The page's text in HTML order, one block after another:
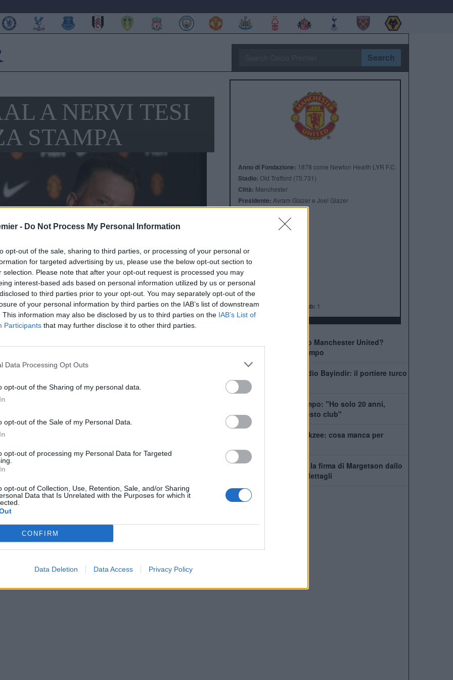
- Do Not Process My Personal Information
opt-out of the sale, sharing to third parties, or processing of your personal or
for targeted advertising by us, please use the below opt-out section to
selection. Please note that after your opt-out request is processed you may
interest-based ads based on personal information utilized by us or personal
to third parties prior to your opt-out. You may separately opt-out of the
of your personal information by third parties on the IAB’s list of downstream
This information may also be disclosed by us to third parties on the IAB’s List of
Participants that may further disclose it to other third parties.
Data Processing Opt Outs
opt-out of the Sharing of my personal data.
opt-out of the Sale of my Personal Data.
opt-out of processing my Personal Data for Targeted
opt-out of Collection, Use, Retention, Sale, and/or Sharing
Data that Is Unrelated with the Purposes for which it
CONFIRM
Data Deletion Data Access Privacy Policy
Search
A NERVI TESI
STAMPA
la pazienza in conferenza stampa quando il discorso si
olandese avrebbe mosso a
un reporter dandogli del “ciccione”.
Gazzetta dello Sport
Anno di Fondazione: 1878 come Newton Health LYR F.C.
Stadio: Old Trafford (75.731)
Città: Manchester
Presidente: Avram Glazer e Joel Glazer
Ruben Amorim
FA Cup:
League Cup:
FA Community Shield:
Champions League:
Supercoppa Europea:
Coppa del Mondo per Club: 1
Come giocherà il nuovo Manchester United?
Rivoluzione a centrocampo
Manchester United, addio Bayindir: il portiere turco
vola in Liga
United, Yoro chiede tempo: "Ho solo 20 anni,
posso dare tanto a questo club"
La Juventus ha il si Zirkzee: cosa manca per
Manchester United, c'è la firma di Margetson dallo
Swansea: annuncio e dettagli